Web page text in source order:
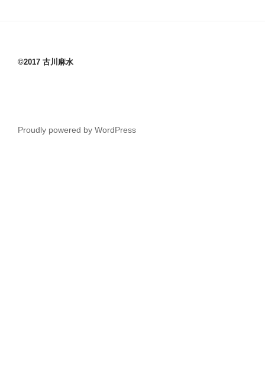
©2017 古川麻水
Proudly powered by WordPress